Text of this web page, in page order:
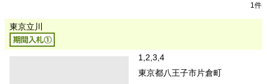
1件
東京立川
1,2,3,4
東京都八王子市片倉町